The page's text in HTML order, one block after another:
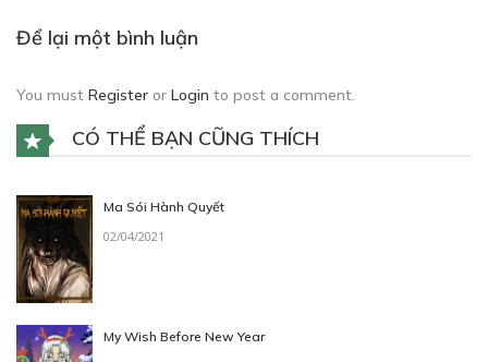
30/06/2022
5
30/06/2022
Để lại một bình luận
You must Register or Login to post a comment.
CÓ THỂ BẠN CŨNG THÍCH
Ma Sói Hành Quyết
02/04/2021
My Wish Before New Year